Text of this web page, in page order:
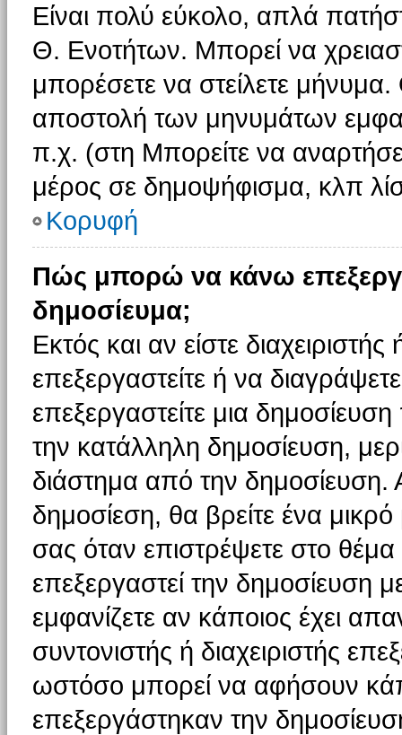
Είναι πολύ εύκολο, απλά
Θ. Ενοτήτων. Μπορεί να
μπορέσετε να στείλετε μήνυμα.
αποστολή των μηνυμάτων
π.χ. (στη Μπορείτε να
μέρος σε δημοψήφισμα, κλπ
Κορυφή
Πώς μπορώ να κάνω
δημοσίευμα;
Εκτός και αν είστε
επεξεργαστείτε ή να
επεξεργαστείτε μια
την κατάλληλη δημοσίευση,
διάστημα από την δημοσίευση.
δημοσίεση, θα βρείτε ένα
σας όταν επιστρέψετε στο
επεξεργαστεί την δημοσίευση
εμφανίζετε αν κάποιος έχει
συντονιστής ή διαχειριστής
ωστόσο μπορεί να αφήσουν
επεξεργάστηκαν την